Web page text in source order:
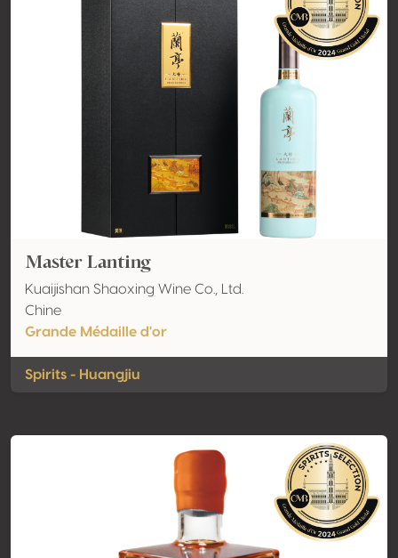
Master Lanting
Kuaijishan Shaoxing Wine Co., Ltd.
Chine
Grande Médaille d'or
Spirits - Huangjiu